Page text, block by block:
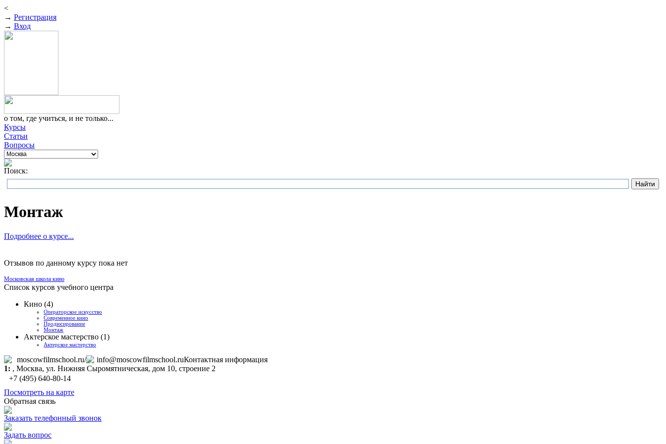
<
→ Регистрация
→ Вход
о том, где учиться, и не только...
Курсы
Статьи
Вопросы
Поиск:
Монтаж
Подробнее о курсе...
Отзывов по данному курсу пока нет
Московская школа кино
Список курсов учебного центра
Кино (4)
Операторское искусство
Современное кино
Продюсирование
Монтаж
Актерское мастерство (1)
Актерское мастерство
moscowfilmschool.ru/ info@moscowfilmschool.ruКонтактная информация
1: , Москва, ул. Нижняя Сыромятническая, дом 10, строение 2
+7 (495) 640-80-14
Посмотреть на карте
Обратная связь
Заказать телефонный звонок
Задать вопрос